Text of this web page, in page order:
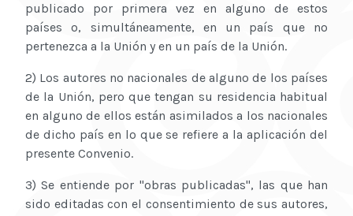
publicado por primera vez en alguno de estos
países o, simultáneamente, en un país que no
pertenezca a la Unión y en un país de la Unión.
2) Los autores no nacionales de alguno de los países
de la Unión, pero que tengan su residencia habitual
en alguno de ellos están asimilados a los nacionales
de dicho país en lo que se refiere a la aplicación del
presente Convenio.
3) Se entiende por "obras publicadas", las que han
sido editadas con el consentimiento de sus autores,